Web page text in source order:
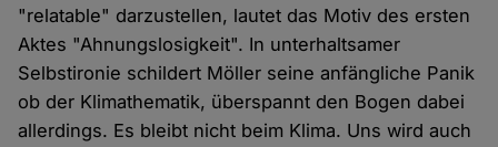
"relatable" darzustellen, lautet das Motiv des ersten
Aktes "Ahnungslosigkeit". In unterhaltsamer
Selbstironie schildert Möller seine anfängliche Panik
ob der Klimathematik, überspannt den Bogen dabei
allerdings. Es bleibt nicht beim Klima. Uns wird auch